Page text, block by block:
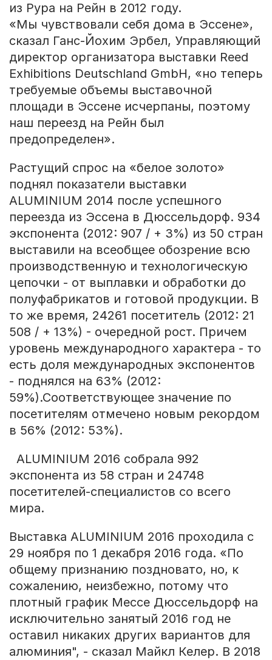
из Рура на Рейн в 2012 году.
«Мы чувствовали себя дома в Эссене»,
сказал Ганс-Йохим Эрбел, Управляющий
директор организатора выставки Reed
Exhibitions Deutschland GmbH, «но теперь
требуемые объемы выставочной
площади в Эссене исчерпаны, поэтому
наш переезд на Рейн был
предопределен».
Растущий спрос на «белое золото»
поднял показатели выставки
ALUMINIUM 2014 после успешного
переезда из Эссена в Дюссельдорф. 934
экспонента (2012: 907 / + 3%) из 50 стран
выставили на всеобщее обозрение всю
производственную и технологическую
цепочки - от выплавки и обработки до
полуфабрикатов и готовой продукции. В
то же время, 24261 посетитель (2012: 21
508 / + 13%) - очередной рост. Причем
уровень международного характера - то
есть доля международных экспонентов
- поднялся на 63% (2012:
59%).Соответствующее значение по
посетителям отмечено новым рекордом
в 56% (2012: 53%).
ALUMINIUM 2016 собрала 992
экспонента из 58 стран и 24748
посетителей-специалистов со всего
мира.
Выставка ALUMINIUM 2016 проходила с
29 ноября по 1 декабря 2016 года. «По
общему признанию поздновато, но, к
сожалению, неизбежно, потому что
плотный график Мессе Дюссельдорф на
исключительно занятый 2016 год не
оставил никаких других вариантов для
алюминия", - сказал Майкл Келер. В 2018